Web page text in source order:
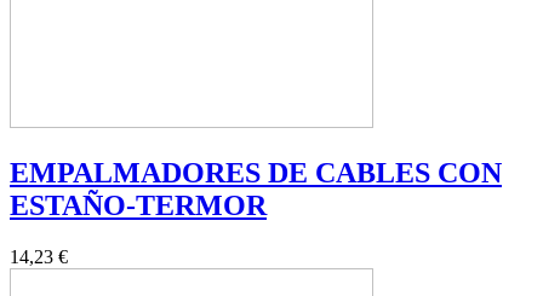
EMPALMADORES DE CABLES CON
ESTAÑO-TERMOR
14,23 €